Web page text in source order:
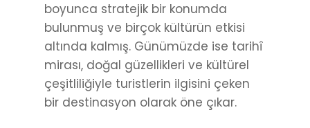
boyunca stratejik bir konumda
bulunmuş ve birçok kültürün etkisi
altında kalmış. Günümüzde ise tarihî
mirası, doğal güzellikleri ve kültürel
çeşitliliğiyle turistlerin ilgisini çeken
bir destinasyon olarak öne çıkar.